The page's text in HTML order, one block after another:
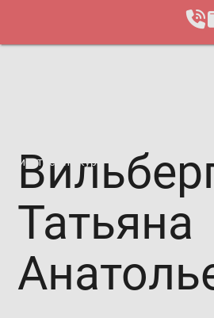
Записаться на курс
Татьяна